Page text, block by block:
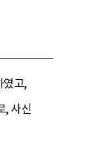
였고,
, 사신